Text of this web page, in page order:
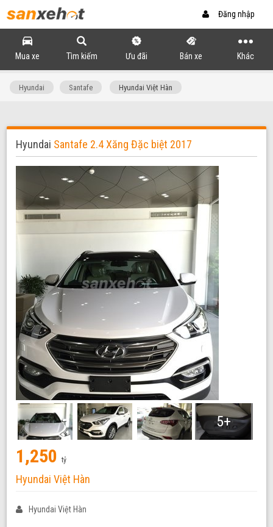
Đăng nhập
Mua xe Tìm kiếm Ưu đãi Bán xe Khác
Hyundai Santafe Hyundai Việt Hàn
Hyundai Santafe 2.4 Xăng Đặc biệt 2017
5+
1,250tỷ
Hyundai Việt Hàn
Hyundai Việt Hàn